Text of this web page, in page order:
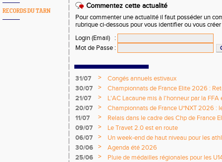
RECORDS DU TARN
Commentez cette actualité
Pour commenter une actualité il faut posséder un
rubrique ci-dessous pour vous identifier ou vous
Login (Email)
:
Mot de Passe :
31/07 >
Congés annuels estivaux
30/07
>
Championnats de France Elite 2026 :
21/07
>
L'AC Lacaune mis à l'honneur par la
20/07
>
Championnats de France U*NXT 2026 :
titres nationaux !
11/07 >
Relais dans le cadre des Chp de France
09/07
>
Le Travet 2.0 est en route
06/07
>
Un week-end de haut niveau pour les
nationale
30/06 >
Agenda été 2026
25/06
>
Pluie de médailles régionales pour les